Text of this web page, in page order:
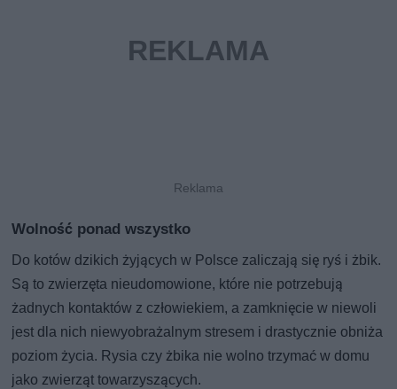
Wolność ponad wszystko
Do kotów dzikich żyjących w Polsce zaliczają się ryś i żbik.
Są to zwierzęta nieudomowione, które nie potrzebują
żadnych kontaktów z człowiekiem, a zamknięcie w niewoli
jest dla nich niewyobrażalnym stresem i drastycznie obniża
poziom życia. Rysia czy żbika nie wolno trzymać w domu
jako zwierząt towarzyszących.